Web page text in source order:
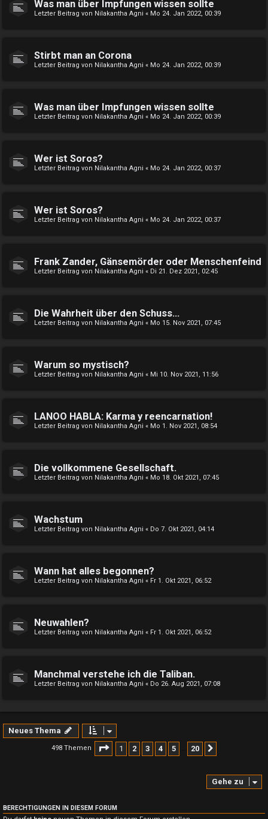
Was man über Impfungen wissen sollte
Letzter Beitrag von Nilakantha Agni « Mo 24. Jan 2022, 00:39
Stirbt man an Corona
Letzter Beitrag von Nilakantha Agni « Mo 24. Jan 2022, 00:39
Was man über Impfungen wissen sollte
Letzter Beitrag von Nilakantha Agni « Mo 24. Jan 2022, 00:39
Wer ist Soros?
Letzter Beitrag von Nilakantha Agni « Mo 24. Jan 2022, 00:37
Wer ist Soros?
Letzter Beitrag von Nilakantha Agni « Mo 24. Jan 2022, 00:37
Frank Zander, Gänsemörder oder Menschenfeind
Letzter Beitrag von Nilakantha Agni « Di 21. Dez 2021, 02:45
Die Wahrheit über den Schuss...
Letzter Beitrag von Nilakantha Agni « Mo 15. Nov 2021, 07:45
Warum so mystisch?
Letzter Beitrag von Nilakantha Agni « Mi 10. Nov 2021, 11:56
LANOO HABLA: Karma y reencarnation!
Letzter Beitrag von Nilakantha Agni « Mo 1. Nov 2021, 08:54
Die vollkommene Gesellschaft.
Letzter Beitrag von Nilakantha Agni « Mo 18. Okt 2021, 07:45
Wachstum
Letzter Beitrag von Nilakantha Agni « Do 7. Okt 2021, 04:14
Wann hat alles begonnen?
Letzter Beitrag von Nilakantha Agni « Fr 1. Okt 2021, 06:52
Neuwahlen?
Letzter Beitrag von Nilakantha Agni « Fr 1. Okt 2021, 06:52
Manchmal verstehe ich die Taliban.
Letzter Beitrag von Nilakantha Agni « Do 26. Aug 2021, 07:08
Neues Thema
498 Themen Seite 1von 20
1 2 3 4 5 20
Gehe zu
BERECHTIGUNGEN IN DIESEM FORUM